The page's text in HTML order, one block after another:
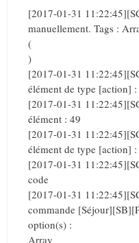
[2017-01-31
manuellement. Tags :
(
)
[2017-01-31
élément de type [action]
[2017-01-31
élément : 49
[2017-01-31
élément de type [action]
[2017-01-31
code
[2017-01-31
commande
option(s) :
Array